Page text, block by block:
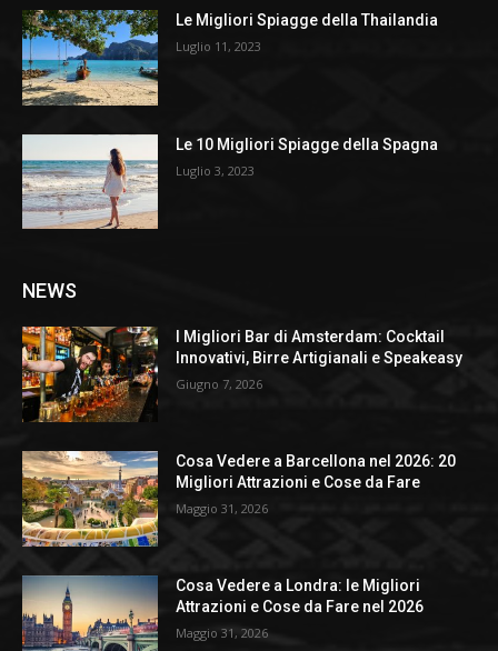
Le Migliori Spiagge della Thailandia
Luglio 11, 2023
Le 10 Migliori Spiagge della Spagna
Luglio 3, 2023
NEWS
I Migliori Bar di Amsterdam: Cocktail
Innovativi, Birre Artigianali e Speakeasy
Giugno 7, 2026
Cosa Vedere a Barcellona nel 2026: 20
Migliori Attrazioni e Cose da Fare
Maggio 31, 2026
Cosa Vedere a Londra: le Migliori
Attrazioni e Cose da Fare nel 2026
Maggio 31, 2026